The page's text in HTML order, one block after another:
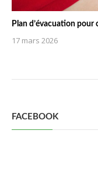
Plan d’évacuation
17 mars 2026
FACEBOOK